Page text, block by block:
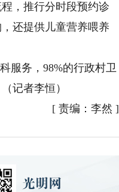
，推行分时段预约诊
还提供儿童营养喂养
服务，98%的行政村卫
记者李恒）
[ 责编：李然 ]